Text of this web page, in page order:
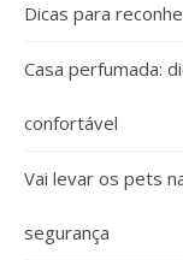
Dicas para
Casa perfumada:
confortável
Vai levar os pets
segurança